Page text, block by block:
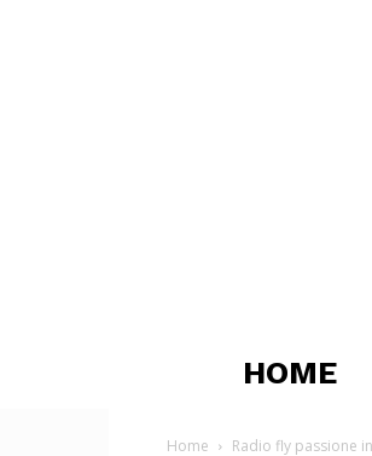
HOME
Home Radio fly passione